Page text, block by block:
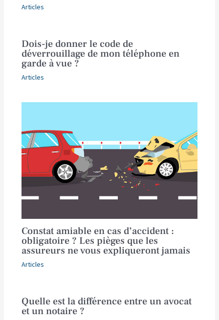
Articles
Dois-je donner le code de
déverrouillage de mon téléphone en
garde à vue ?
Articles
Constat amiable en cas d’accident :
obligatoire ? Les pièges que les
assureurs ne vous expliqueront jamais
Articles
Quelle est la différence entre un avocat
et un notaire ?